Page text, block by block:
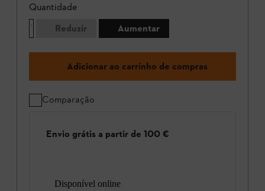
Quantidade
Reduzir
Aumentar
Adicionar ao carrinho de compras
Comparação
Envio grátis a partir de 100 €
Disponível online